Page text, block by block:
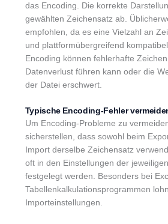
das Encoding. Die korrekte
gewählten Zeichensatz ab.
empfohlen, da es eine Vielzahl an
und plattformübergreifend
Encoding können fehlerhafte
Datenverlust führen kann oder die
der Datei erschwert.
Typische Encoding-Fehler
Um Encoding-Probleme zu
sicherstellen, dass sowohl beim
Import derselbe Zeichensatz
oft in den Einstellungen der
festgelegt werden. Besonders bei
Tabellenkalkulationsprogrammen
Importeinstellungen.